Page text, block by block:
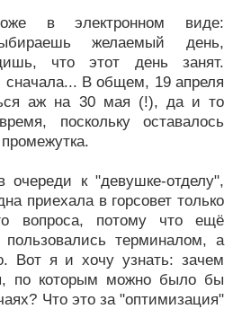
в электронном виде:
желаемый день,
что этот день занят.
В общем, 19 апреля
аж на 30 мая (!), да и то
поскольку оставалось
очереди к "девушке-отделу",
приехала в горсовет только
вопроса, потому что ещё
пользовались терминалом, а
Вот я и хочу узнать: зачем
по которым можно было бы
Что это за "оптимизация"